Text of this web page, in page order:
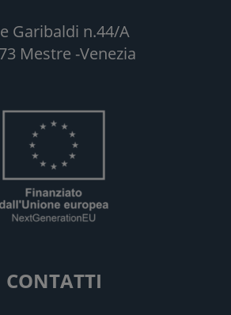
Garibaldi n.44/A
Mestre -Venezia
CONTATTI